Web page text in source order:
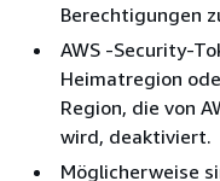
Berechtigungen
AWS -Security-
Heimatregion
Region, die von
wird, deaktiviert.
Möglicherweise